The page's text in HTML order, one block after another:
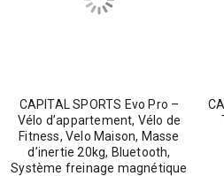
CAPITAL SPORTS Evo Pro –
Vélo d’appartement, Vélo de
Fitness, Velo Maison, Masse
d’inertie 20kg, Bluetooth,
Système freinage magnétique